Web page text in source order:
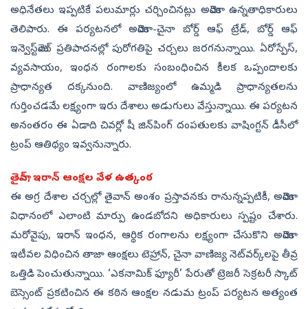
అధినేతలు ఇప్పటికే పలుమార్లు చర్చించినట్లు అమెరికా ఉన్నతాధికారులు
తెలిపారు. ఈ పర్యటనలో అమెరికా-చైనా బోర్డ్ ఆఫ్ ట్రేడ్, బోర్డ్ ఆఫ్
ఇన్వెస్ట్‌మెంట్ ప్రతిపాదనల్లో పురోగతిపై చర్చలు జరగనున్నాయి. ఏరోస్పేస్,
వ్యవసాయం, ఇంధన రంగాలకు సంబంధించిన కీలక ఒప్పందాలకు
ప్రాధాన్యత దక్కనుంది. వాణిజ్యంలో ఉమ్మడి ప్రాధాన్యతలను
గుర్తించడమే లక్ష్యంగా ఇరు దేశాలు అడుగులు వేస్తున్నాయి. ఈ పర్యటన
అనంతరం ఈ ఏడాది చివర్లో షీ జిన్‌పింగ్ దంపతులకు వాషింగ్టన్ డీసీలో
ట్రంప్ ఆతిథ్యం ఇవ్వనున్నారు.
తైవాన్, ఇరాన్ ఆంక్షల వేళ ఉత్కంఠ
ఈ అగ్ర దేశాల చర్చల్లో తైవాన్ అంశం ప్రస్తావనకు రానున్నప్పటికీ, అమెరికా
విధానంలో ఎలాంటి మార్పు ఉండబోదని అధికారులు స్పష్టం చేశారు.
మరోవైపు, ఇరాన్ ఇంధన, ఆర్థిక రంగాలను లక్ష్యంగా చేసుకొని అమెరికా
ఇటీవల విధించిన తాజా ఆంక్షలు టెహ్రాన్, చైనా వాణిజ్య నెట్‌వర్క్‌లపై తీవ్ర
ఒత్తిడి పెంచుతున్నాయి. ‘ఎకనామిక్ ఫ్యూరీ’ పేరుతో ట్రెజరీ సెక్రటరీ స్కాట్
బెస్సెంట్ ప్రకటించిన ఈ కఠిన ఆంక్షల నడుమ ట్రంప్ పర్యటన అత్యంత